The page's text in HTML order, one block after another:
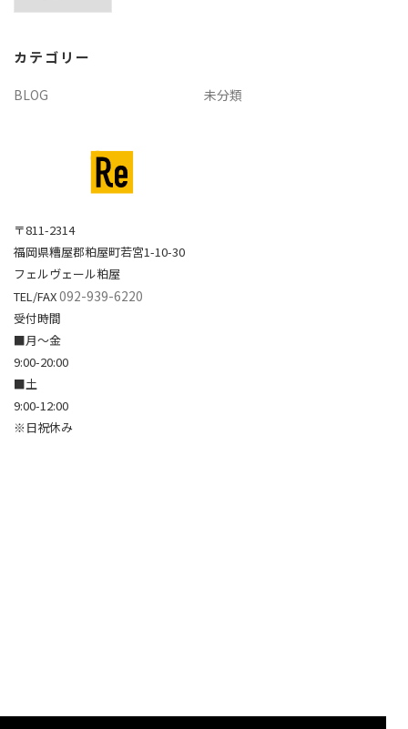
ブ
カテゴリー
BLOG 未分類
〒811-2314
福岡県糟屋郡粕屋町若宮1-10-30
フェルヴェール粕屋
TEL/FAX092-939-6220
受付時間
■月～金
9:00-20:00
■土
9:00-12:00
※日祝休み